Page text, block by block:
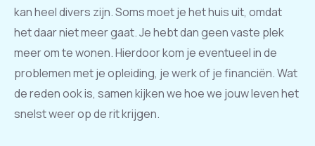
kan heel divers zijn. Soms moet je het huis uit, omdat
het daar niet meer gaat. Je hebt dan geen vaste plek
meer om te wonen. Hierdoor kom je eventueel in de
problemen met je opleiding, je werk of je financiën. Wat
de reden ook is, samen kijken we hoe we jouw leven het
snelst weer op de rit krijgen.